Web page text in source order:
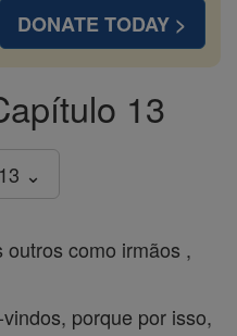
DONATE TODAY >
13
⌄
como irmãos ,
porque por isso,